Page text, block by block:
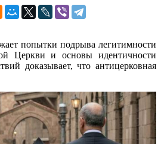
попытки подрыва легитимности
Церкви и основы идентичности
доказывает, что антицерковная